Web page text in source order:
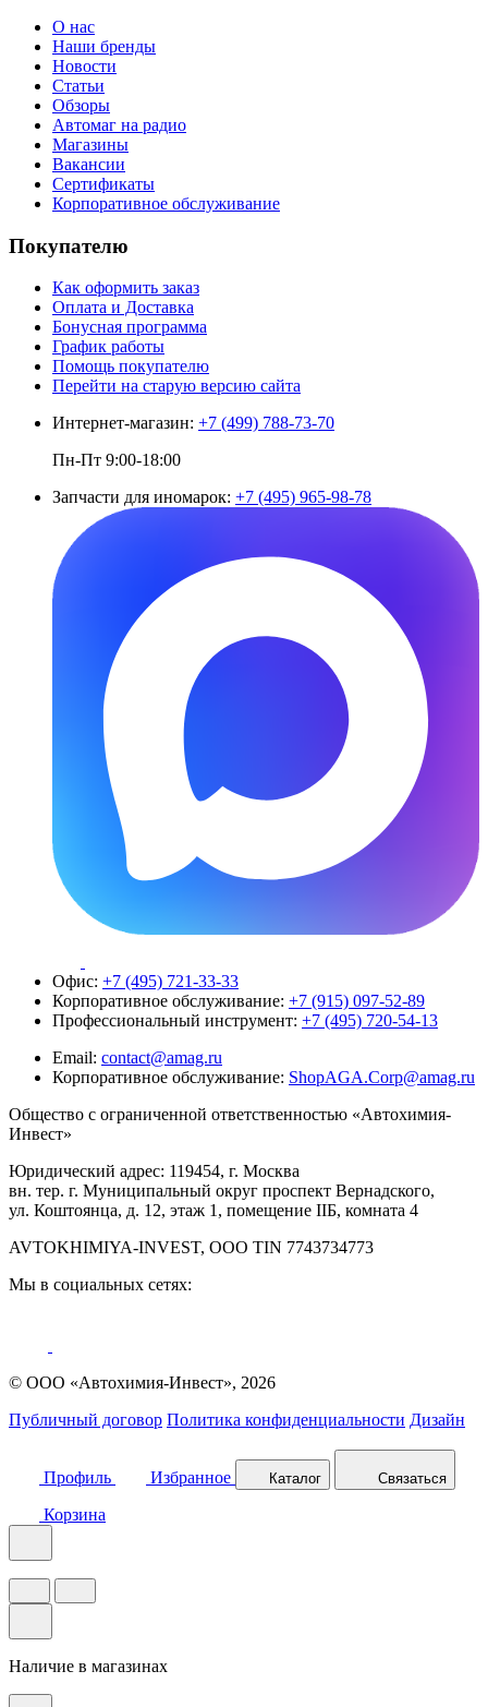
О нас
Наши бренды
Новости
Статьи
Обзоры
Автомаг на радио
Магазины
Вакансии
Сертификаты
Корпоративное обслуживание
Покупателю
Как оформить заказ
Оплата и Доставка
Бонусная программа
График работы
Помощь покупателю
Перейти на старую версию сайта
Интернет-магазин: +7 (499) 788-73-70
Пн-Пт 9:00-18:00
Запчасти для иномарок: +7 (495) 965-98-78
Офис: +7 (495) 721-33-33
Корпоративное обслуживание: +7 (915) 097-52-89
Профессиональный инструмент: +7 (495) 720-54-13
Email: contact@amag.ru
Корпоративное обслуживание: ShopAGA.Corp@amag.ru
Общество с ограниченной ответственностью «Автохимия-
Инвест»
Юридический адрес: 119454, г. Москва
вн. тер. г. Муниципальный округ проспект Вернадского,
ул. Коштоянца, д. 12, этаж 1, помещение IIБ, комната 4
AVTOKHIMIYA-INVEST, OOO TIN 7743734773
Мы в социальных сетях:
© ООО «Автохимия-Инвест», 2026
Публичный договор Политика конфиденциальности Дизайн
Профиль Избранное Каталог Связаться
Корзина
Наличие в магазинах